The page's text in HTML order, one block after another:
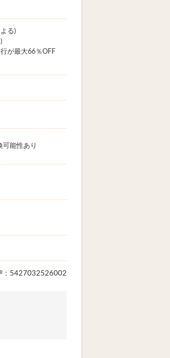
る)
が最大66％OFF
能性あり
5427032526002